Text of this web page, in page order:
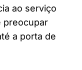
ao serviço
preocupar
a porta de